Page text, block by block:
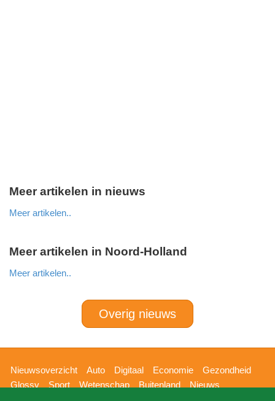
Meer artikelen in nieuws
Meer artikelen..
Meer artikelen in Noord-Holland
Meer artikelen..
Overig nieuws
Hoofdnavigatie
Nieuwsoverzicht Auto Digitaal Economie
Gezondheid
Glossy
Sport Wetenschap Buitenland
Nieuws